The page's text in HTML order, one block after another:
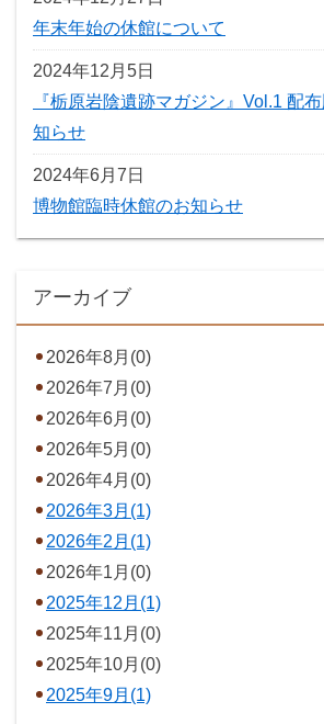
年末年始の休館について
2024年12月5日
『栃原岩陰遺跡マガジン』Vol.1 配
知らせ
2024年6月7日
博物館臨時休館のお知らせ
アーカイブ
2026年8月(0)
2026年7月(0)
2026年6月(0)
2026年5月(0)
2026年4月(0)
2026年3月(1)
2026年2月(1)
2026年1月(0)
2025年12月(1)
2025年11月(0)
2025年10月(0)
2025年9月(1)